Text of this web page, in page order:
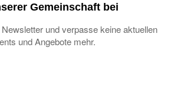
Gemeinschaft bei
und verpasse keine aktuellen
und Angebote mehr.